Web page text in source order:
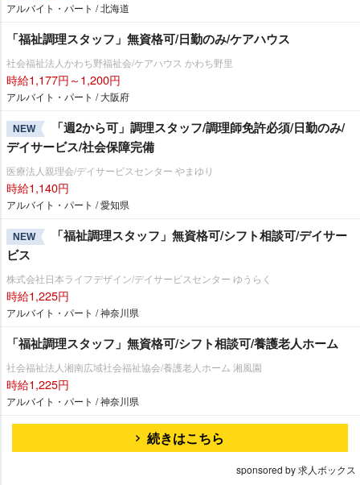
アルバイト・パート / 北海道
「福祉調理スタッフ」無資格可/日勤のみ/ケアハウス
社会福祉法人かわち野福祉会/ケアハウス かわち野里
時給1,177円～1,200円
アルバイト・パート / 大阪府
NEW
「週2から可」調理スタッフ/調理師免許必須/日勤のみ/
デイサービス/社会保障完備
医療法人親理会/デイサービスセンター やまゆり
時給1,140円
アルバイト・パート / 愛知県
NEW
「福祉調理スタッフ」無資格可/シフト相談可/デイサー
ビス
株式会社日本ライフデザイン/デイサービスセンター ゆうらく
時給1,225円
アルバイト・パート / 神奈川県
「福祉調理スタッフ」無資格可/シフト相談可/養護老人ホーム
社会福祉法人湘南広域社会福祉協会/養護老人ホーム 湘風園
時給1,225円
アルバイト・パート / 神奈川県
続きはこちら
sponsored by 求人ボックス